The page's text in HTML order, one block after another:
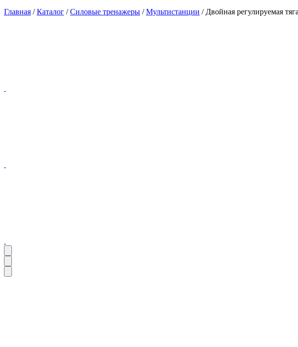
Главная / Каталог / Силовые тренажеры / Мультистанции / Двойная регулируемая тяга